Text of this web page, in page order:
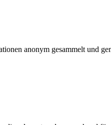
anonym gesammelt und